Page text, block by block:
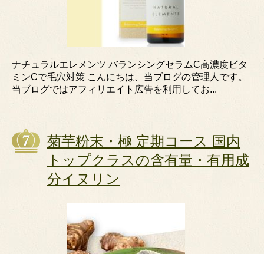
ナチュラルエレメンツ バランシングセラムC高濃度ビタ
ミンCで毛穴対策 こんにちは、当ブログの管理人です。
当ブログではアフィリエイト広告を利用してお...
菊芋粉末・極 定期コース 国内
トップクラスの含有量・有用成
分イヌリン